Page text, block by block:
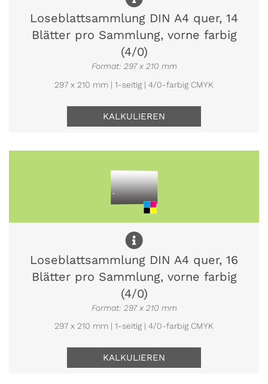
Loseblattsammlung DIN A4 quer, 14
Blätter pro Sammlung, vorne farbig
(4/0)
Format: 297 x 210 mm
297 x 210 mm | 1-seitig | 4/0-farbig CMYK
KALKULIEREN
Loseblattsammlung DIN A4 quer, 16
Blätter pro Sammlung, vorne farbig
(4/0)
Format: 297 x 210 mm
297 x 210 mm | 1-seitig | 4/0-farbig CMYK
KALKULIEREN